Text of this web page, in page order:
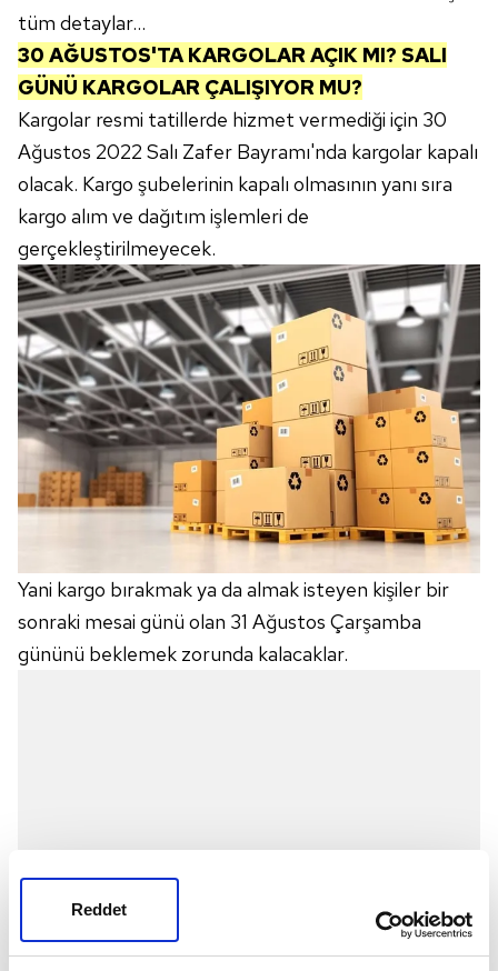
Reddet
tüm detaylar...
30 AĞUSTOS'TA KARGOLAR AÇIK MI? SALI
GÜNÜ KARGOLAR ÇALIŞIYOR MU?
Kargolar resmi tatillerde hizmet vermediği için 30
Ağustos 2022 Salı Zafer Bayramı'nda kargolar kapalı
olacak. Kargo şubelerinin kapalı olmasının yanı sıra
kargo alım ve dağıtım işlemleri de
gerçekleştirilmeyecek.
Yani kargo bırakmak ya da almak isteyen kişiler bir
sonraki mesai günü olan 31 Ağustos Çarşamba
gününü beklemek zorunda kalacaklar.